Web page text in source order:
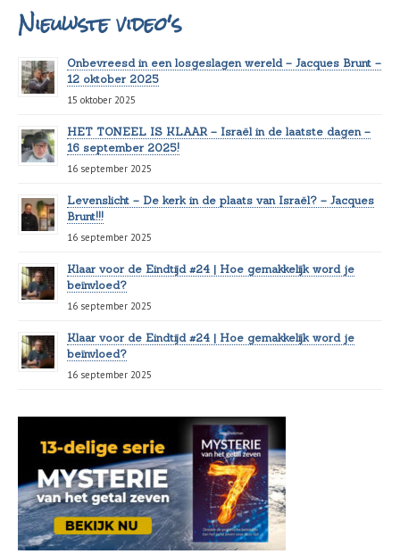
Nieuwste video's
Onbevreesd in een losgeslagen wereld – Jacques Brunt –
12 oktober 2025
15 oktober 2025
HET TONEEL IS KLAAR – Israël in de laatste dagen –
16 september 2025!
16 september 2025
Levenslicht – De kerk in de plaats van Israël? – Jacques
Brunt!!!
16 september 2025
Klaar voor de Eindtijd #24 | Hoe gemakkelijk word je
beïnvloed?
16 september 2025
Klaar voor de Eindtijd #24 | Hoe gemakkelijk word je
beïnvloed?
16 september 2025